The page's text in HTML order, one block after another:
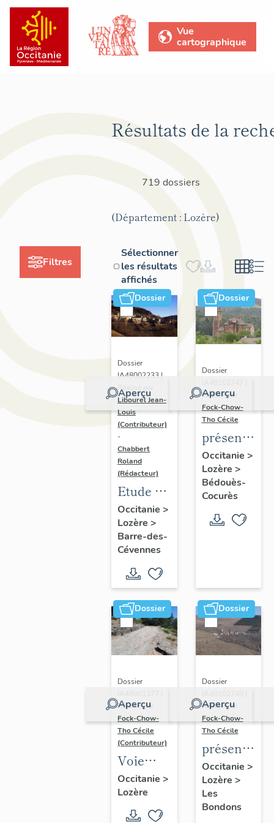
Vue
cartographique
Filtres
Résultats de la
719 dossiers
(Département : Lozère)
Sélectionner
les résultats
affichés
Dossier
Aperçu
Dossier
IA48002233 |
Réalisé par
Libourel Jean-
Louis
(Contributeur)
-
Chabbert
Roland
(Rédacteur)
Etude de
la
commune
de Barre-
Cevennes
Occitanie >
Lozère >
Barre-des-
Cévennes
Dossier
Aperçu
Dossier
Réalisé par
Fock-Chow-
Tho Cécile
de
l'ancienne
commune
Bédouès
Occitanie >
Lozère >
Bédouès-
Cocurès
Dossier
Aperçu
Dossier
Réalisé par
Fock-Chow-
Tho Cécile
(Contributeur)
Voie
royale
de
Fontmort
Occitanie >
Lozère
Dossier
Aperçu
Dossier
Réalisé par
Fock-Chow-
Tho Cécile
de la
commune
des
Occitanie >
Lozère >
Les
Bondons